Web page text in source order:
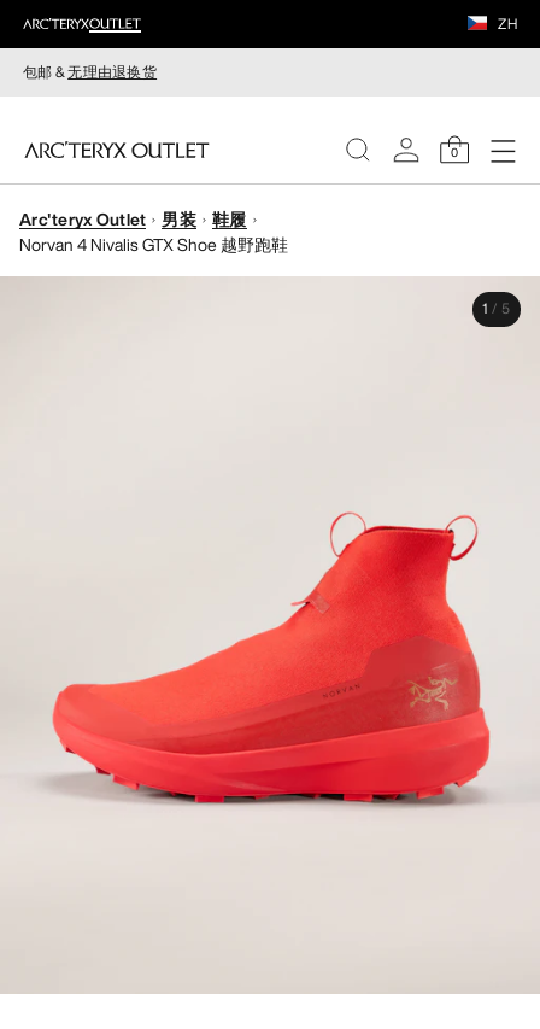
ZH
包邮 &无理由退换货
0
女装
Arc'teryx Outlet 男装
鞋履
Norvan 4 Nivalis GTX Shoe 越野跑鞋
1 / 5